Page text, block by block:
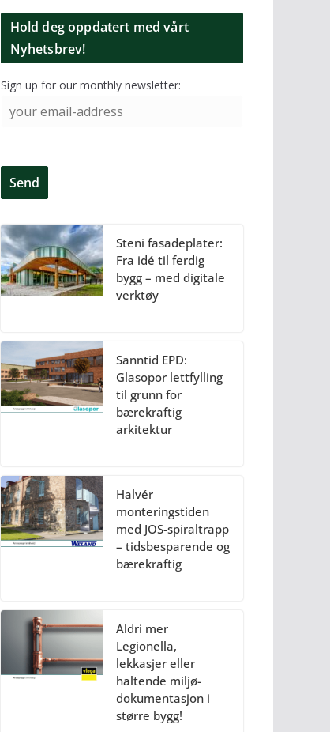
Hold deg oppdatert med vårt
Nyhetsbrev!
Sign up for our monthly newsletter:
Steni fasadeplater:
Fra idé til ferdig
bygg – med digitale
verktøy
Sanntid EPD:
Glasopor lettfylling
til grunn for
bærekraftig
arkitektur
Halvér
monteringstiden
med JOS-spiraltrapp
– tidsbesparende og
bærekraftig
Aldri mer
Legionella,
lekkasjer eller
haltende miljø-
dokumentasjon i
større bygg!